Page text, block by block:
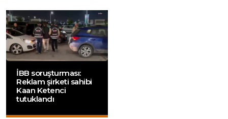
İBB soruşturması:
Reklam şirketi sahibi
Kaan Ketenci
tutuklandı